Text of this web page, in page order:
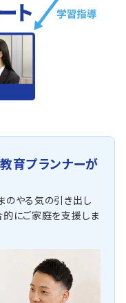
教育プランナーが
のやる気の引き出し
にご家庭を支援しま